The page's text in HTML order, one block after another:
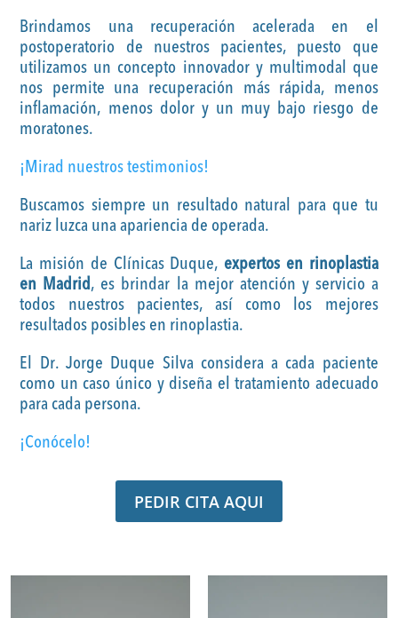
Brindamos una recuperación acelerada en el
postoperatorio de nuestros pacientes, puesto que
utilizamos un concepto innovador y multimodal que
nos permite una recuperación más rápida, menos
inflamación, menos dolor y un muy bajo riesgo de
moratones.
¡Mirad nuestros testimonios!
Buscamos siempre un resultado natural para que tu
nariz luzca una apariencia de operada.
La misión de Clínicas Duque, expertos en rinoplastia
en Madrid, es brindar la mejor atención y servicio a
todos nuestros pacientes, así como los mejores
resultados posibles en rinoplastia.
El Dr. Jorge Duque Silva considera a cada paciente
como un caso único y diseña el tratamiento adecuado
para cada persona.
¡Conócelo!
PEDIR CITA AQUI